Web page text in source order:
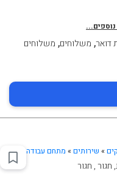
דואר, משלוחים, משלוחים
» שירותים» מתחם עבודה
, חגור